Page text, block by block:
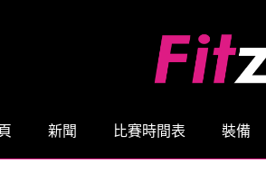
新聞 比賽時間表 裝備